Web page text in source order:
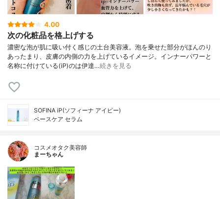
4.00
次の化粧品を格上げする
濃密な泡が肌に吸い付く感じの土台美容液。泡を乗せた部分がほんのり
あったまり、皮膚の内側の力を上げているイメージ。インナーパワーと
名称に付けている(iP)のは伊達…続きを見る
SOFINA iP(ソフィーナ アイピー)
ベースケア セラム
コスメオタク美容師
まーちゃん